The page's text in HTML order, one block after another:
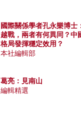
國際關係學者孔永樂博士
越戰，兩者有何異同？中
格局發揮穩定效用？
本社編輯部
葛亮：見南山
編輯精選